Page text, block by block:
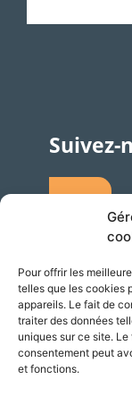
Pour offrir les
telles que les cookies
appareils. Le fait de
traiter des données
uniques sur ce site.
consentement peut
et fonctions.
Suivez-
Adresse
1348